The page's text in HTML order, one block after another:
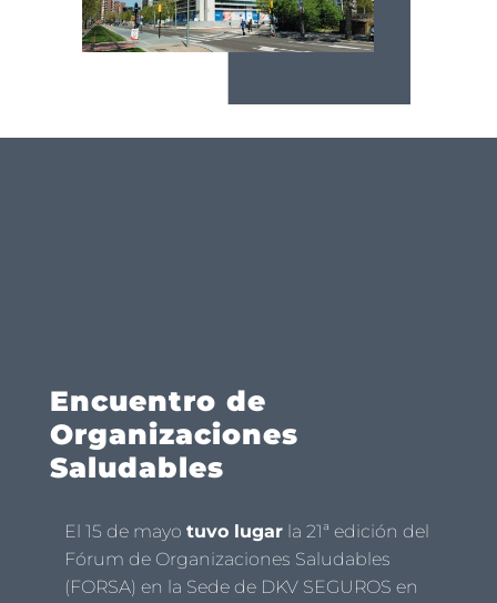
Encuentro de
Organizaciones
Saludables
El 15 de mayo tuvo lugarla 21ª edición del
Fórum de Organizaciones Saludables
(FORSA) en la Sede de DKV SEGUROS en